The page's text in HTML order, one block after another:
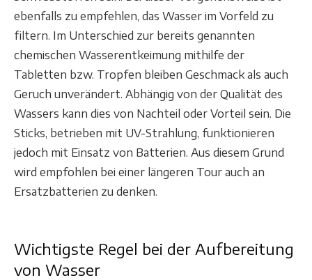
ebenfalls zu empfehlen, das Wasser im Vorfeld zu
filtern. Im Unterschied zur bereits genannten
chemischen Wasserentkeimung mithilfe der
Tabletten bzw. Tropfen bleiben Geschmack als auch
Geruch unverändert. Abhängig von der Qualität des
Wassers kann dies von Nachteil oder Vorteil sein. Die
Sticks, betrieben mit UV-Strahlung, funktionieren
jedoch mit Einsatz von Batterien. Aus diesem Grund
wird empfohlen bei einer längeren Tour auch an
Ersatzbatterien zu denken.
Wichtigste Regel bei der Aufbereitung
von Wasser